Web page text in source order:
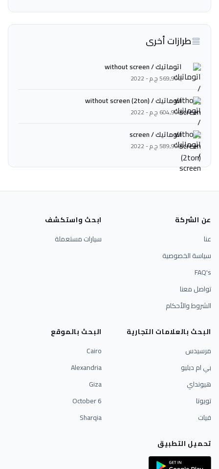
طرازات أخرى
اتوماتيك / without screen
569,900 ج.م - 2022
اتوماتيك / without screen (2ton)
604,900 ج.م - 2022
اتوماتيك / screen
589,900 ج.م - 2022
عن الشركة
عنا
سياسة الخصوصية
FAQ's
تواصل معنا
الشروط والأحكام
ابحث واستكشف
سيارات مستعملة
البحث بالعلامات التجارية
مرسيدس
بي ام دبليو
هيونداي
تويوتا
فيات
البحث بالموقع
Cairo
Alexandria
Giza
6 October
Sharqia
تحميل التطبيق